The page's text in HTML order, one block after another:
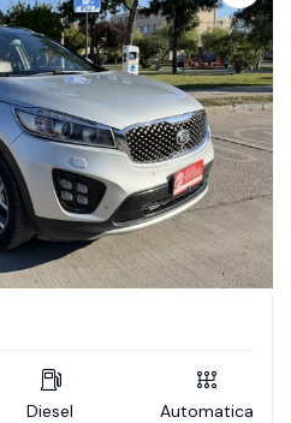
Diesel Automatica